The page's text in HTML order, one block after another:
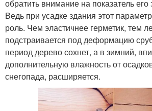
обратить внимание на показатель его
Ведь при усадке здания этот
роль. Чем эластичнее герметик, тем
подстраивается под деформацию
период дерево сохнет, а в зимний,
дополнительную влажность от
снегопада, расширяется.